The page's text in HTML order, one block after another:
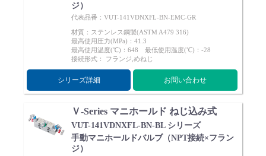
説明会・講習会
Corporate Blog
ジ）
代表品番：VUT-141VDNXFL-BN-EMC-GR
材質：ステンレス鋼製(ASTM A479 316)
最高使用圧力(MPa)：41.3
最高使用温度(℃)：648 最低使用温度(℃)：-28
接続形式： フランジ,めねじ
シリーズ詳細 お問い合わせ
Ｖ-Series マニホールド ねじ込み式
VUT-141VDNXFL-BN-BL シリーズ
手動マニホールドバルブ（NPT接続×フラン
ジ）